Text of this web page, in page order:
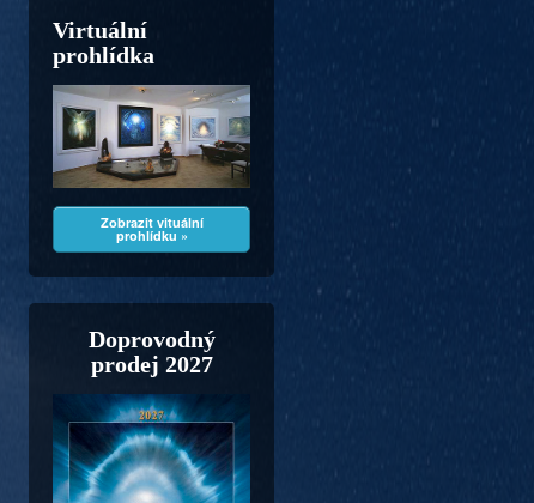
Virtuální
prohlídka
Zobrazit vituální
prohlídku »
Doprovodný
prodej 2027